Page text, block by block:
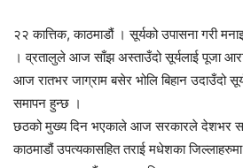
२२ कात्तिक, काठमाडौं । सूर्यको उपासना गरी
। व्रतालुले आज साँझ अस्ताउँदो सूर्यलाई पूजा
आज रातभर जाग्राम बसेर भोलि बिहान उदाउँदो
समापन हुन्छ ।
छठको मुख्य दिन भएकाले आज सरकारले देशभर
काठमाडौं उपत्यकासहित तराई मधेशका